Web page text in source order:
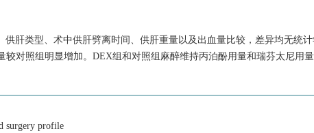
肝类型、术中供肝劈离时间、供肝重量以及出血量比较，差异均无统计
较对照组明显增加。DEX组和对照组麻醉维持丙泊酚用量和瑞芬太尼用
surgery profile